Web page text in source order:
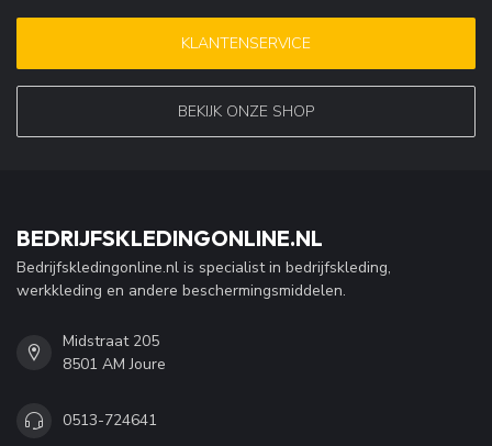
KLANTENSERVICE
BEKIJK ONZE SHOP
BEDRIJFSKLEDINGONLINE.NL
Bedrijfskledingonline.nl is specialist in bedrijfskleding,
werkkleding en andere beschermingsmiddelen.
Midstraat 205
8501 AM Joure
0513-724641